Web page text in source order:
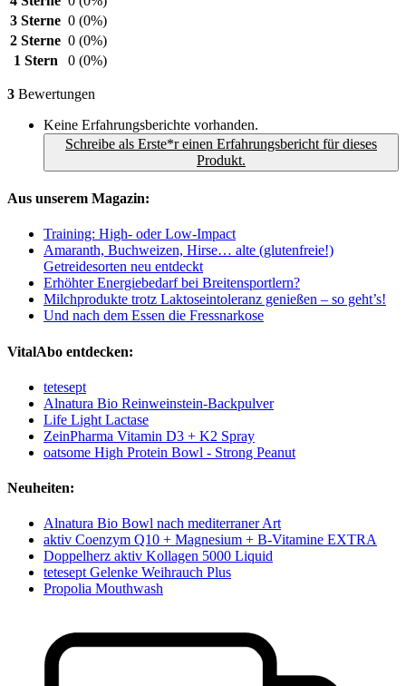
3 Sterne 0 (0%)
2 Sterne 0 (0%)
1 Stern
0 (0%)
3 Bewertungen
Keine Erfahrungsberichte vorhanden.
Schreibe als Erste*r einen Erfahrungsbericht für dieses
Produkt.
Aus unserem Magazin:
Training: High- oder Low-Impact
Amaranth, Buchweizen, Hirse… alte (glutenfreie!)
Getreidesorten neu entdeckt
Erhöhter Energiebedarf bei Breitensportlern?
Milchprodukte trotz Laktoseintoleranz genießen – so geht’s!
Und nach dem Essen die Fressnarkose
VitalAbo entdecken:
tetesept
Alnatura Bio Reinweinstein-Backpulver
Life Light Lactase
ZeinPharma Vitamin D3 + K2 Spray
oatsome High Protein Bowl - Strong Peanut
Neuheiten:
Alnatura Bio Bowl nach mediterraner Art
aktiv Coenzym Q10 + Magnesium + B-Vitamine EXTRA
Doppelherz aktiv Kollagen 5000 Liquid
tetesept Gelenke Weihrauch Plus
Propolia Mouthwash